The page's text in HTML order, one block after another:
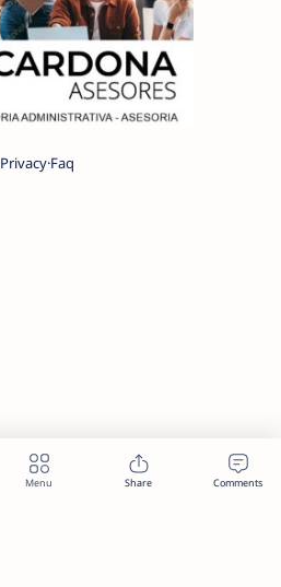
Privacy Faq